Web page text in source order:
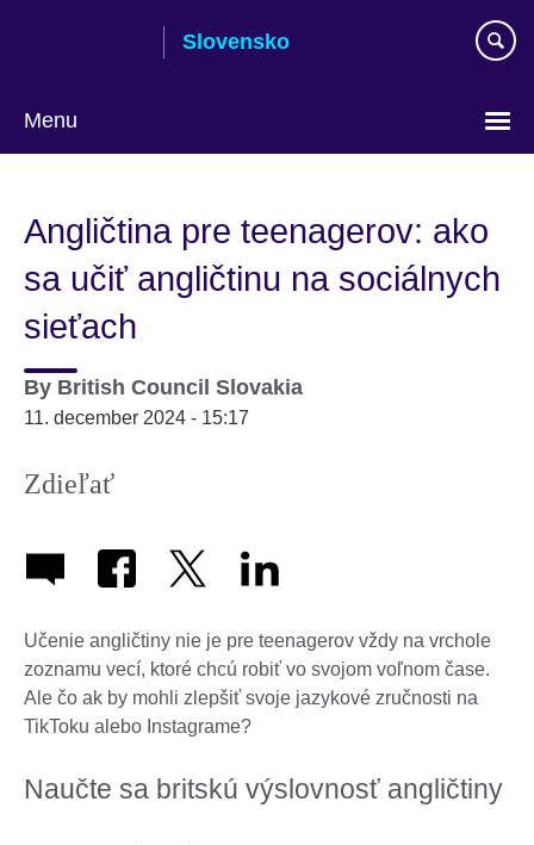
Slovensko
Menu
Angličtina pre teenagerov: ako
sa učiť angličtinu na sociálnych
sieťach
By British Council Slovakia
11. december 2024 - 15:17
Zdieľať
Učenie angličtiny nie je pre teenagerov vždy na vrchole
zoznamu vecí, ktoré chcú robiť vo svojom voľnom čase.
Ale čo ak by mohli zlepšiť svoje jazykové zručnosti na
TikToku alebo Instagrame?
Naučte sa britskú výslovnosť angličtiny